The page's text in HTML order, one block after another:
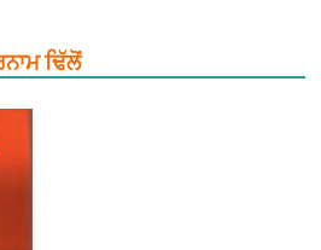
ਢਿੱਲੋਂ